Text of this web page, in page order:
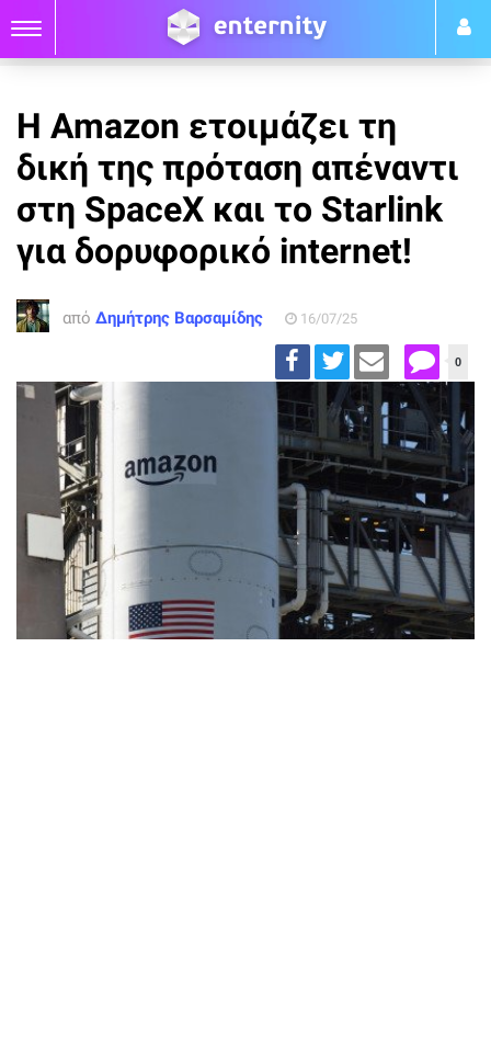
Η Amazon ετοιμάζει τη
δική της πρόταση απέναντι
στη SpaceX και το Starlink
για δορυφορικό internet!
από Δημήτρης Βαρσαμίδης 16/07/25
0